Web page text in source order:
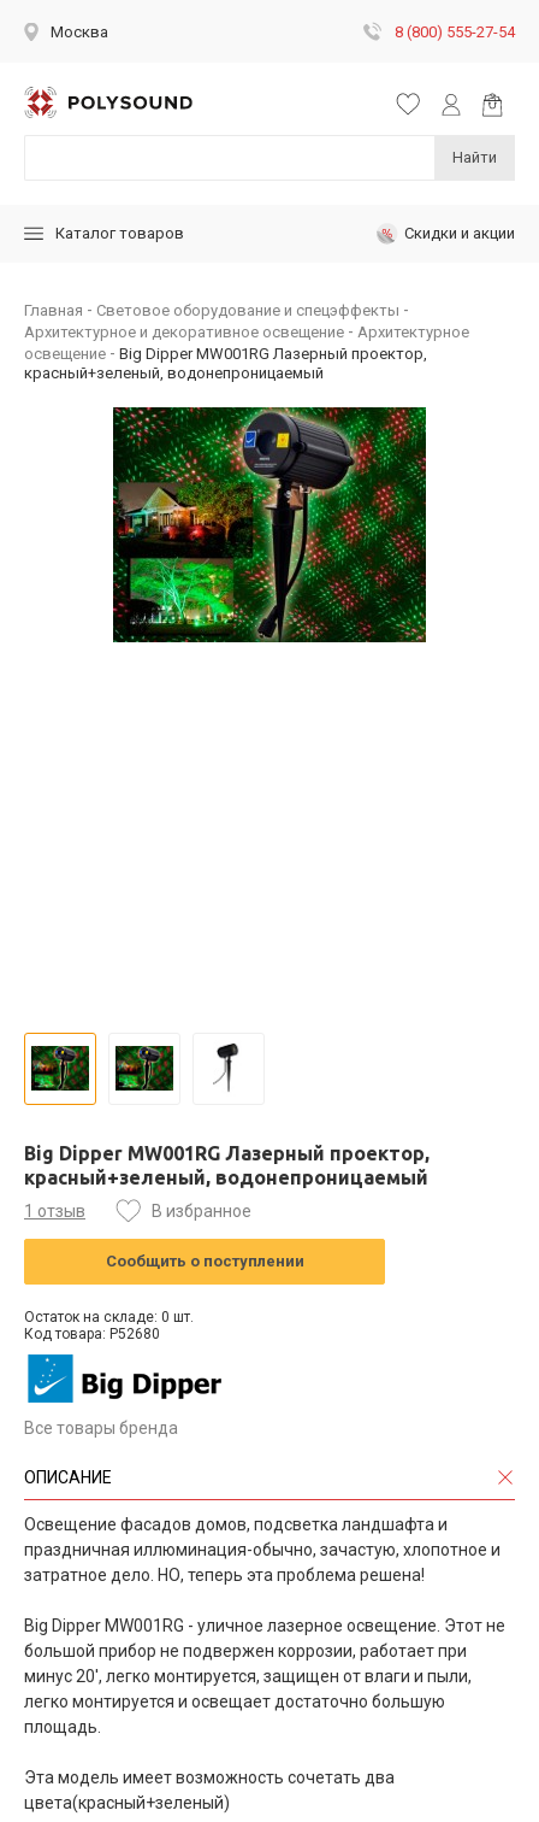
Москва 8 (800) 555-27-54
Найти
Каталог товаров Скидки и акции
Главная
Световое оборудование и спецэффекты
Архитектурное и декоративное освещение
Архитектурное
освещение
Big Dipper MW001RG Лазерный проектор,
красный+зеленый, водонепроницаемый
Big Dipper MW001RG Лазерный проектор,
красный+зеленый, водонепроницаемый
1 отзыв В избранное
Сообщить о поступлении
Остаток на складе: 0 шт.
Код товара: P52680
Все товары бренда
ОПИСАНИЕ
Освещение фасадов домов, подсветка ландшафта и
праздничная иллюминация-обычно, зачастую, хлопотное и
затратное дело. НО, теперь эта проблема решена!
Big Dipper MW001RG - уличное лазерное освещение. Этот не
большой прибор не подвержен коррозии, работает при
минус 20', легко монтируется, защищен от влаги и пыли,
легко монтируется и освещает достаточно большую
площадь.
Эта модель имеет возможность сочетать два
цвета(красный+зеленый)